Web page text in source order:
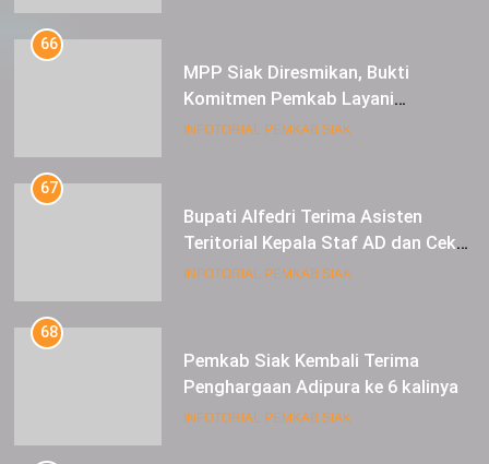
66
MPP Siak Diresmikan, Bukti
Komitmen Pemkab Layani
Masyarakat Dengan Baik
INFOTORIAL PEMKAB SIAK
67
Bupati Alfedri Terima Asisten
Teritorial Kepala Staf AD dan Cek
Kesiapan Acara TMMD
INFOTORIAL PEMKAB SIAK
68
Pemkab Siak Kembali Terima
Penghargaan Adipura ke 6 kalinya
INFOTORIAL PEMKAB SIAK